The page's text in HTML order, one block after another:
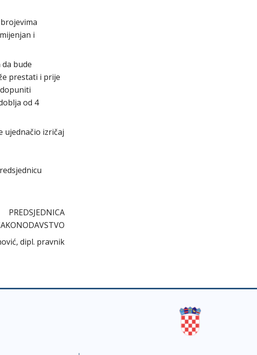
i
bude
prestati i prije
od 4
ujednačio izričaj
PREDSJEDNICA
dipl. pravnik